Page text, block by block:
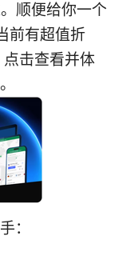
顺便给你一个
前有超值折
击查看并体
：